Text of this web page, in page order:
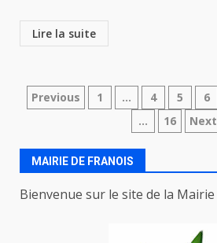
Lire la suite
Navigation
articles
Previous 1 … 4 5 6
…
16 Next
MAIRIE DE FRANOIS
Bienvenue sur le site de la Mairie